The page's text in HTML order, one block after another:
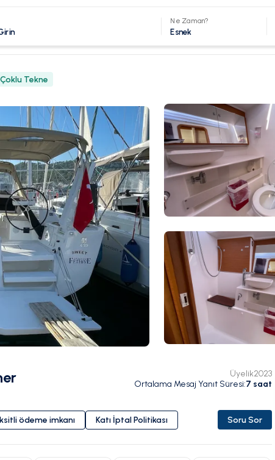
Ne Zaman?
Esnek
Çoklu Tekne
Üyelik2023
Ortalama Mesaj Yanıt Süresi:7 saat
ödeme imkanı Katı İptal Politikası Soru Sor